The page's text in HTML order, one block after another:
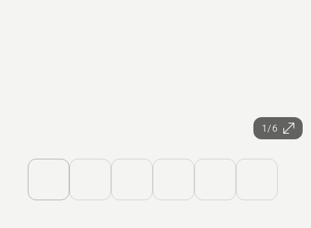
1/6